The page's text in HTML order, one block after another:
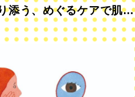
添う、めぐるケアで肌も
きに